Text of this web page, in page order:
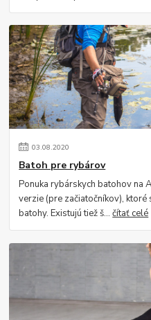
03.08.2020
Batoh pre rybárov
Ponuka rybárskych batohov na
verzie (pre začiatočníkov),
batohy. Existujú tiež š...čítať celé